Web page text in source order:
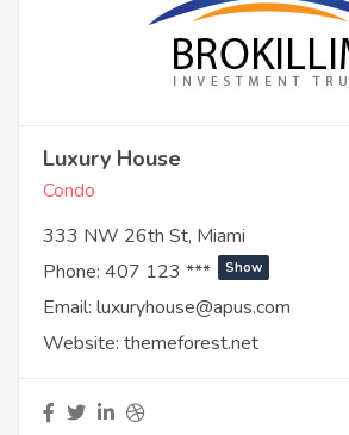
Luxury House
Condo
333 NW 26th St, Miami
Phone: 407 123 *** Show
Email: luxuryhouse@apus.com
Website: themeforest.net